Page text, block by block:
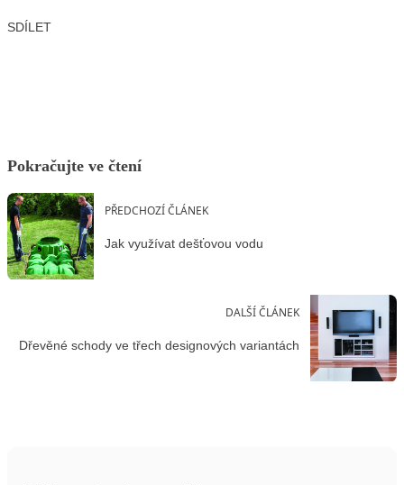
SDÍLET
Pokračujte ve čtení
PŘEDCHOZÍ ČLÁNEK
Jak využívat dešťovou vodu
DALŠÍ ČLÁNEK
Dřevěné schody ve třech designových variantách